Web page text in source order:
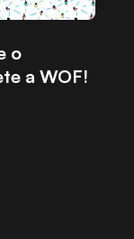
o
a WOF!